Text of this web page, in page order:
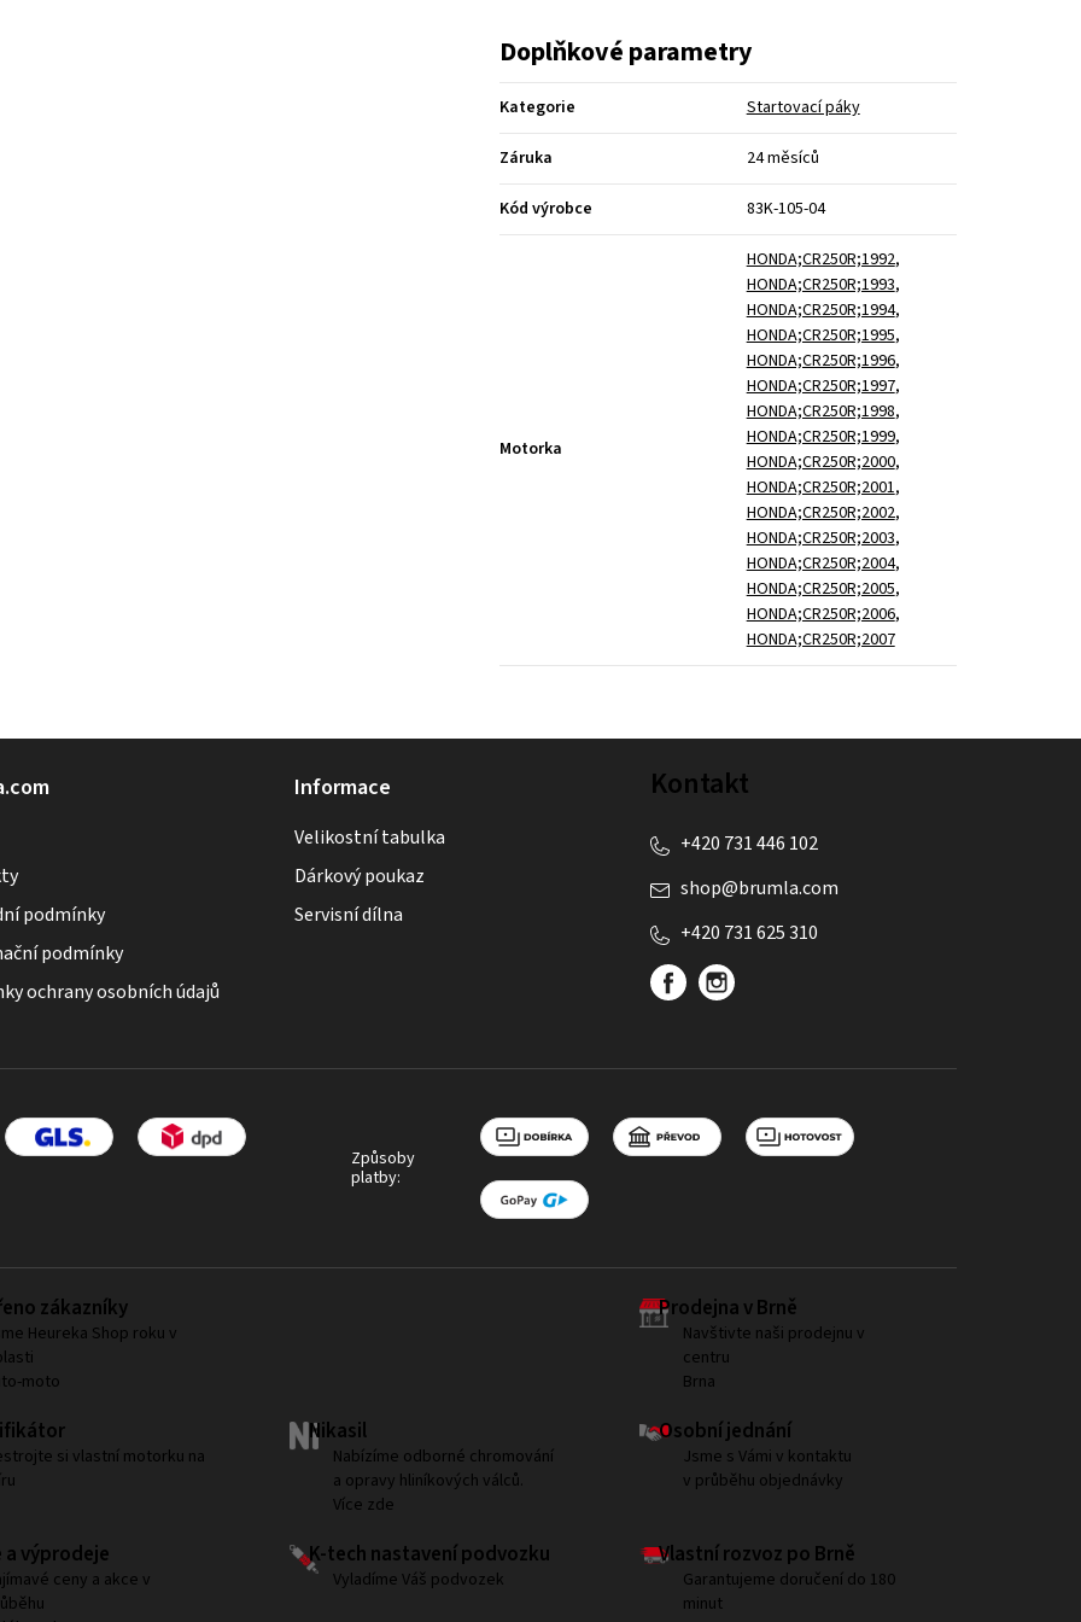
Doplňkové parametry
Kategorie Startovací páky
Záruka 24 měsíců
Kód výrobce 83K-105-04
Motorka
HONDA;CR250R;1992,
HONDA;CR250R;1993,
HONDA;CR250R;1994,
HONDA;CR250R;1995,
HONDA;CR250R;1996,
HONDA;CR250R;1997,
HONDA;CR250R;1998,
HONDA;CR250R;1999,
HONDA;CR250R;2000,
HONDA;CR250R;2001,
HONDA;CR250R;2002,
HONDA;CR250R;2003,
HONDA;CR250R;2004,
HONDA;CR250R;2005,
HONDA;CR250R;2006,
HONDA;CR250R;2007
podmínky
podmínky
ochrany osobních údajů
Informace
Velikostní tabulka
Dárkový poukaz
Servisní dílna
Kontakt
shop@brumla.com
+420 731 446 102
+420 731 625 310
Způsoby
platby:
zákazníky
Heureka Shop roku v
moto
Prodejna v Brně
Navštivte naši prodejnu v
centru
Brna
si vlastní motorku na
Nikasil
Nabízíme odborné chromování
a opravy hliníkových válců.
Více zde
Osobní jednání
Jsme s Vámi v kontaktu
v průběhu objednávky
a výprodeje
ceny a akce v
K-tech nastavení podvozku
Vyladíme Váš podvozek
Vlastní rozvoz po Brně
Garantujeme doručení do 180
minut